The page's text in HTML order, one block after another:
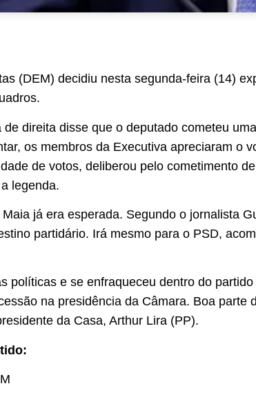
(DEM) decidiu nesta segunda-feira (14)
de direita disse que o deputado cometeu
os membros da Executiva apreciaram o
de votos, deliberou pelo cometimento
legenda.
já era esperada. Segundo o jornalista
partidário. Irá mesmo para o PSD,
políticas e se enfraqueceu dentro do
na presidência da Câmara. Boa
da Casa, Arthur Lira (PP).